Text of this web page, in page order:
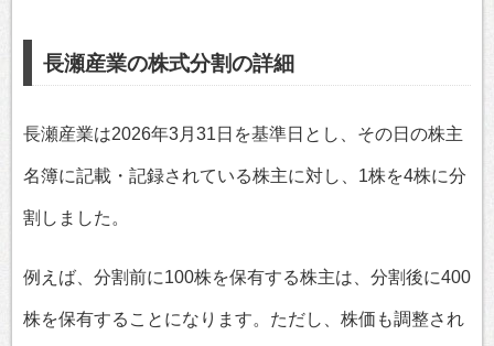
長瀬産業の株式分割の詳細
長瀬産業は2026年3月31日を基準日とし、その日の株主
名簿に記載・記録されている株主に対し、1株を4株に分
割しました。
例えば、分割前に100株を保有する株主は、分割後に400
株を保有することになります。ただし、株価も調整され